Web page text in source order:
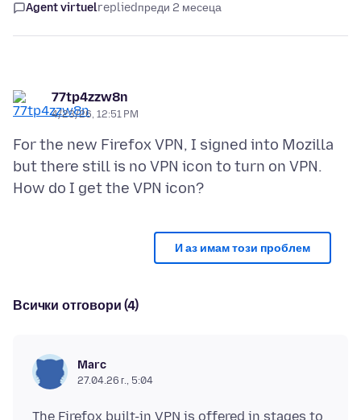
Agent virtuelrepliedпреди 2 месеца
77tp4zzw8n
4/23/26, 12:51 PM
For the new Firefox VPN, I signed into Mozilla
but there still is no VPN icon to turn on VPN.
И аз имам този проблем
Всички отговори (4)
Marc
27.04.26 г., 5:04
The Firefox built-in VPN is offered in stages to